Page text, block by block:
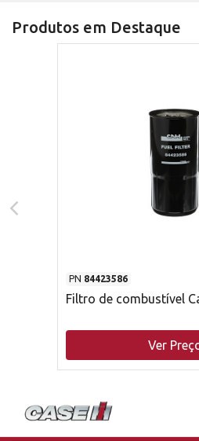
Produtos em Destaque
PN 84423586
Filtro de combustível
Ver